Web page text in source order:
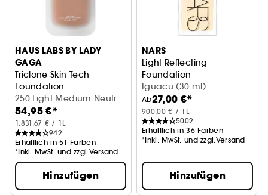
HAUS LABS BY LADY
GAGA
Triclone Skin Tech
Foundation
Mittlere Deckkraft mit fermentierter Arnika
250 Light Medium Neutral
(30 ml)
54,95 €*
1.831,67 € / 1L
942
Erhältlich in 51 Farben
*Inkl. MwSt. und zzgl.Versand
Hinzufügen
NARS
Light Reflecting
Foundation
Flüssige Foundation
Iguacu (30 ml)
Ab27,00 €*
900,00 € / 1L
5002
Erhältlich in 36 Farben
*Inkl. MwSt. und zzgl.Versand
Hinzufügen